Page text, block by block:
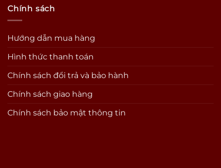
Chính sách
Hướng dẫn mua hàng
Hình thức thanh toán
Chính sách đổi trả và bảo hành
Chính sách giao hàng
Chính sách bảo mật thông tin